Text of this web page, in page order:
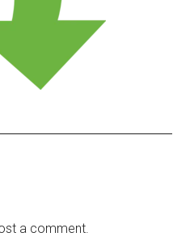
a comment.